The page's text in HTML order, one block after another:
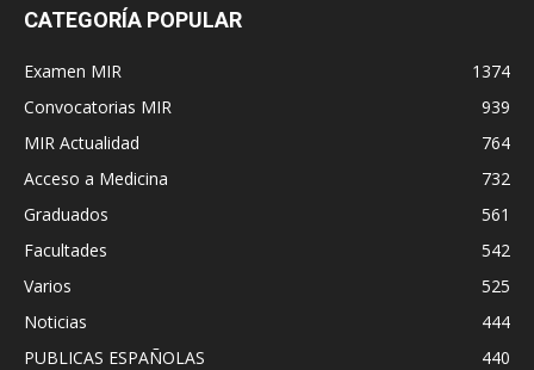
CATEGORÍA POPULAR
Examen MIR
1374
Convocatorias MIR
939
MIR Actualidad
764
Acceso a Medicina
732
Graduados
561
Facultades
542
Varios
525
Noticias
444
PUBLICAS ESPAÑOLAS
440